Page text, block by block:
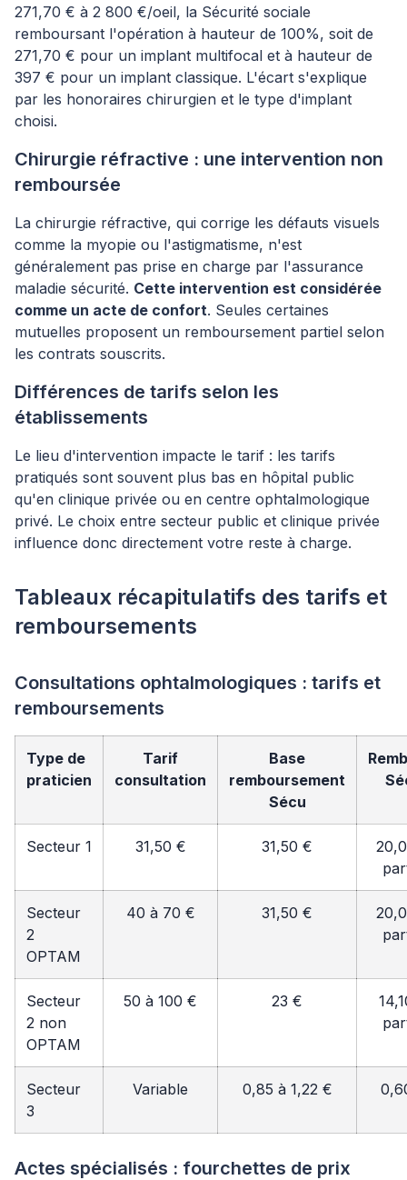
271,70 € à 2 800 €/oeil, la Sécurité sociale
remboursant l'opération à hauteur de 100%, soit de
271,70 € pour un implant multifocal et à hauteur de
397 € pour un implant classique. L'écart s'explique
par les honoraires chirurgien et le type d'implant
choisi.
Chirurgie réfractive : une intervention non
remboursée
La chirurgie réfractive, qui corrige les défauts visuels
comme la myopie ou l'astigmatisme, n'est
généralement pas prise en charge par l'assurance
maladie sécurité. Cette intervention est considérée
comme un acte de confort. Seules certaines
mutuelles proposent un remboursement partiel selon
les contrats souscrits.
Différences de tarifs selon les
établissements
Le lieu d'intervention impacte le tarif : les tarifs
pratiqués sont souvent plus bas en hôpital public
qu'en clinique privée ou en centre ophtalmologique
privé. Le choix entre secteur public et clinique privée
influence donc directement votre reste à charge.
Tableaux récapitulatifs des tarifs et
remboursements
Consultations ophtalmologiques : tarifs et
remboursements
Type de
praticien
Tarif
consultation
Base
remboursement
Sécu
Secteur 1 31,50 € 31,50 €
Secteur
2
OPTAM
40 à 70 € 31,50 €
Secteur
2 non
OPTAM
50 à 100 € 23 €
Secteur
3
Variable 0,85 à 1,22 €
Actes spécialisés : fourchettes de prix